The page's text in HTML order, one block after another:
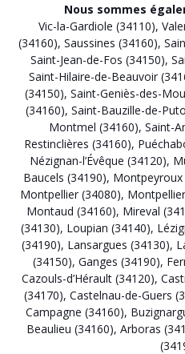
Nous sommes
Vic-la-Gardiole (34110),
(34160), Saussines (34160),
Saint-Jean-de-Fos (34150),
Saint-Hilaire-de-Beauvoir
(34150), Saint-Geniès-des-
(34160), Saint-Bauzille-de-
Montmel (34160), Saint-
Restinclières (34160),
Nézignan-l’Évêque (34120),
Baucels (34190), Montpeyroux
Montpellier (34080),
Montaud (34160), Mireval
(34130), Loupian (34140),
(34190), Lansargues (34130),
(34150), Ganges (34190),
Cazouls-d’Hérault (34120),
(34170), Castelnau-de-Guers
Campagne (34160),
Beaulieu (34160), Arboras